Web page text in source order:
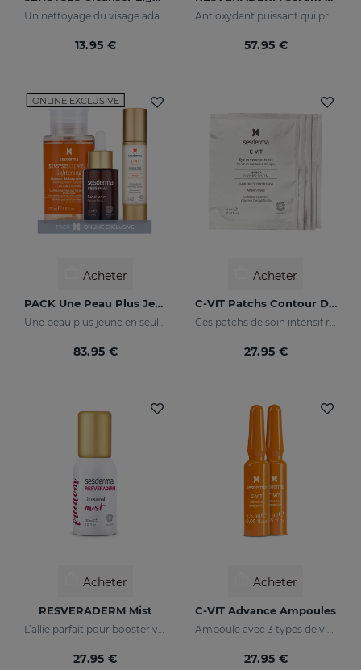
13.95 € 57.95 €
ONLINE EXCLUSIVE
Acheter
PACK Une Peau Plus Jeune
Une peau plus jeune en seulement 3 étapes
83.95 €
Acheter
C-VIT Patchs Contour Des Yeux
Ces patchs de soin intensif redonneront à votre regard un aspect éclatant de santé et rehausseront son éclat
27.95 €
Acheter
RESVERADERM Mist
27.95 €
Acheter
C-VIT Advance Ampoules
27.95 €